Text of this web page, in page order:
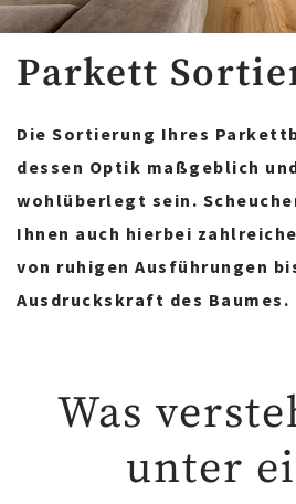
Parkett
Die Sortierung Ihres
dessen Optik maßgeblich
wohlüberlegt sein.
Ihnen auch hierbei
von ruhigen Ausführungen
Ausdruckskraft des Baumes.
Was
unter